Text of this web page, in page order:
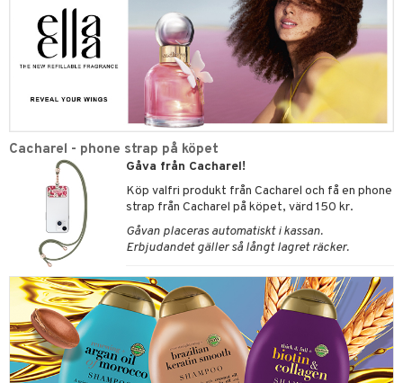
Cacharel - phone strap på köpet
Gåva från Cacharel!
Köp valfri produkt från Cacharel och få en phone
strap från Cacharel på köpet, värd 150 kr.
Gåvan placeras automatiskt i kassan.
Erbjudandet gäller så långt lagret räcker.